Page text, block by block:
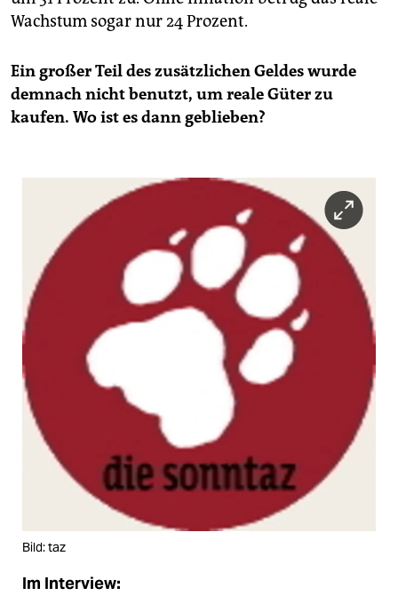
Wachstum sogar nur 24 Prozent.
Ein großer Teil des zusätzlichen Geldes wurde
demnach nicht benutzt, um reale Güter zu
kaufen. Wo ist es dann geblieben?
Bild: taz
Im Interview: